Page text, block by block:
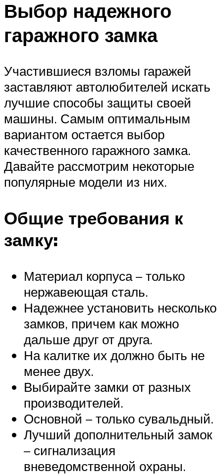
Выбор надежного
гаражного замка
Участившиеся взломы гаражей
заставляют автолюбителей искать
лучшие способы защиты своей
машины. Самым оптимальным
вариантом остается выбор
качественного гаражного замка.
Давайте рассмотрим некоторые
популярные модели из них.
Общие требования к
замку:
Материал корпуса – только
нержавеющая сталь.
Надежнее установить несколько
замков, причем как можно
дальше друг от друга.
На калитке их должно быть не
менее двух.
Выбирайте замки от разных
производителей.
Основной – только сувальдный.
Лучший дополнительный замок
– сигнализация
вневедомственной охраны.